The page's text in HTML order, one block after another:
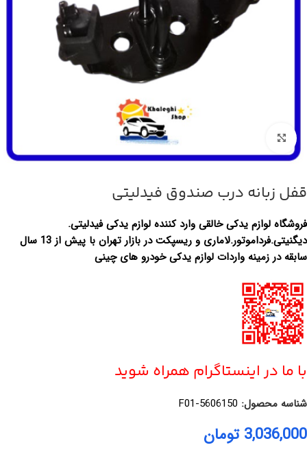
قفل زبانه درب صندوق فیدلیتی
فروشگاه لوازم یدکی خالقی وارد کننده لوازم یدکی فیدلیتی.
دیگنیتی.فرداموتور.لاماری و ریسپکت در بازار تهران با پیش از 13 سال
سابقه در زمینه واردات لوازم یدکی خودرو های چینی
با ما در اینستاگرام همراه شوید
شناسه محصول: F01-5606150
3,036,000 تومان